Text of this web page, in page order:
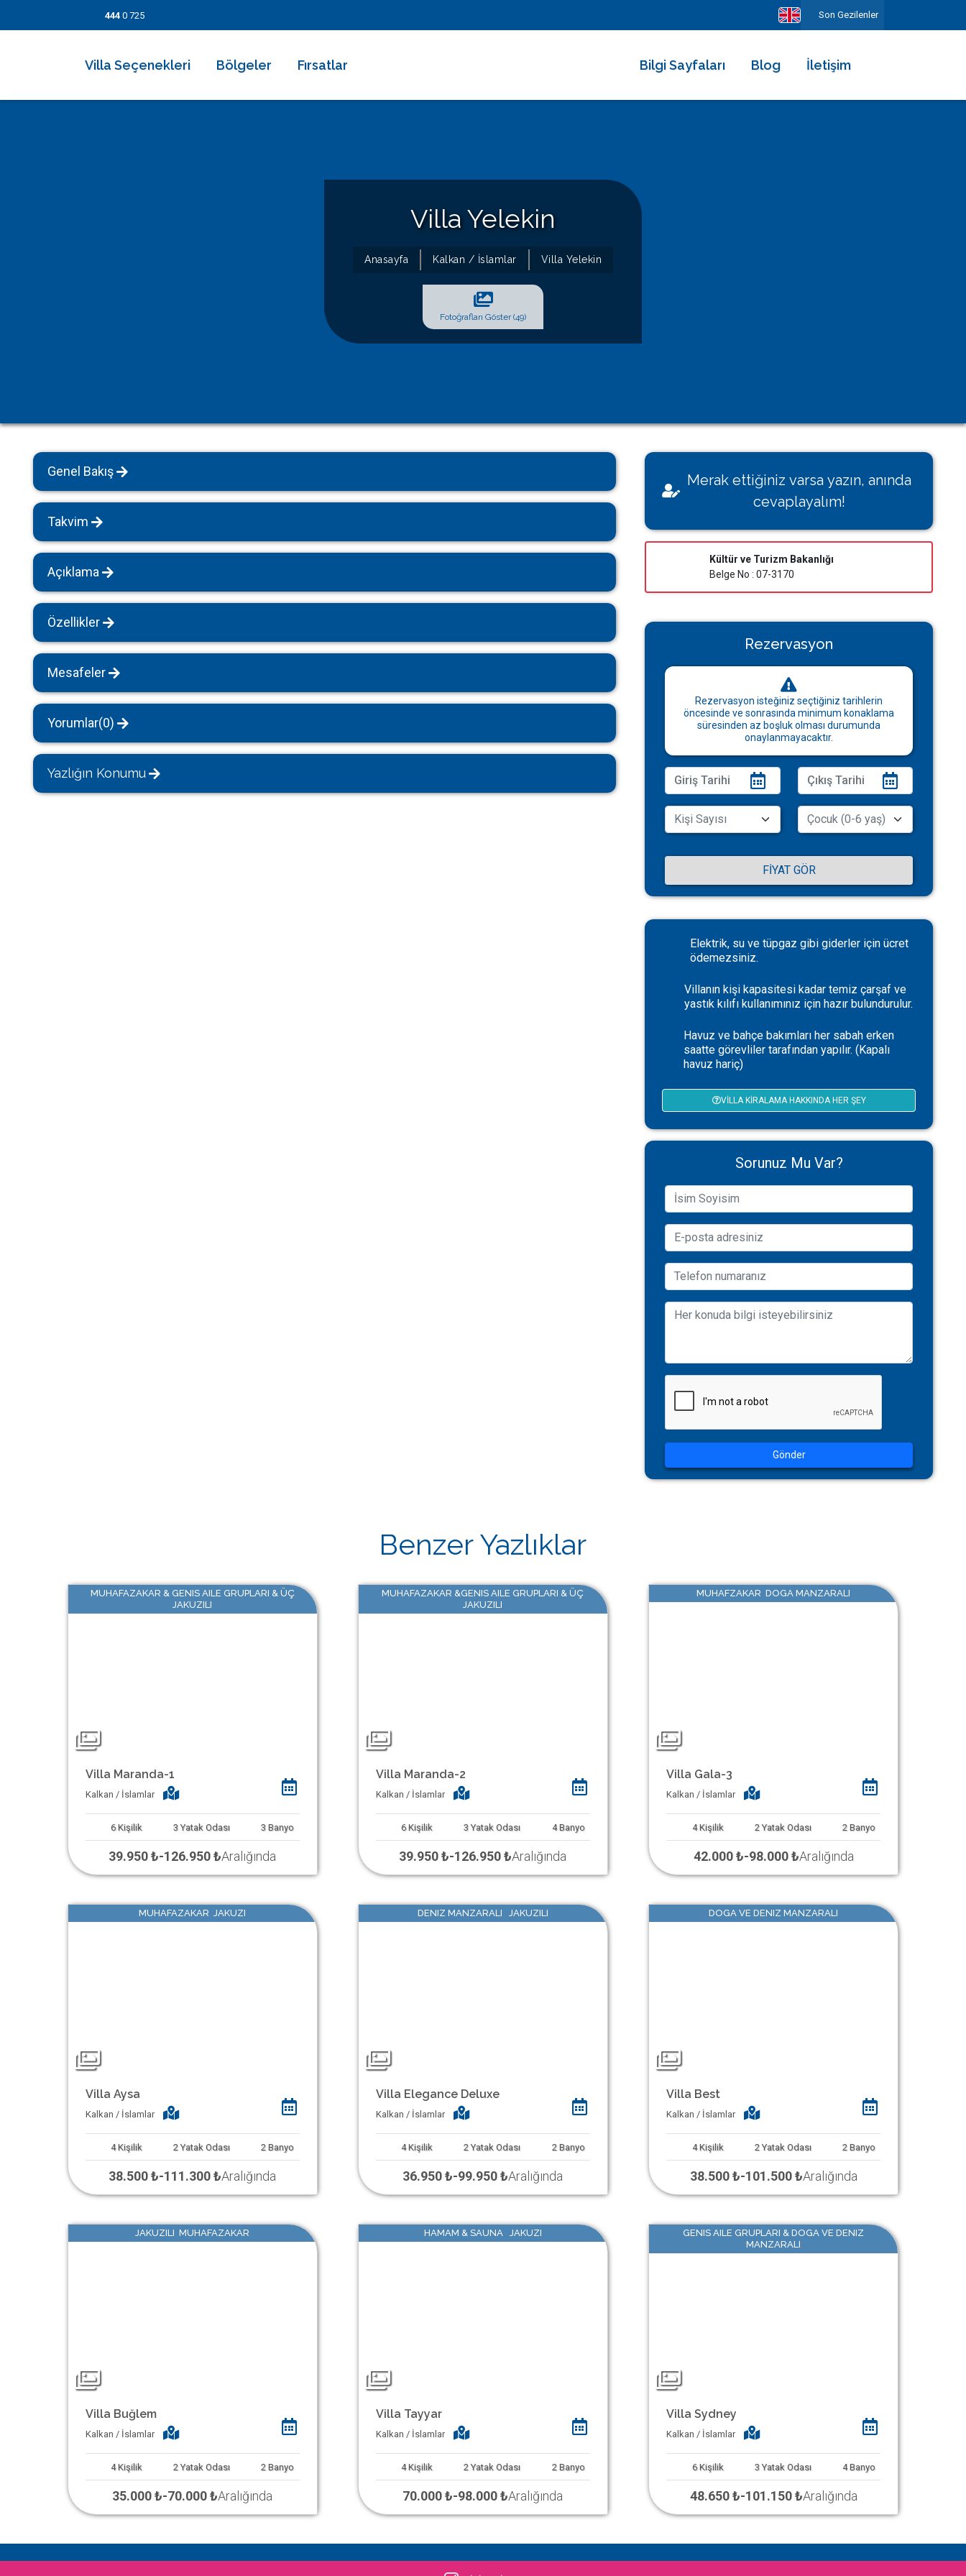
444 0 725 Son Gezilenler
Villa Seçenekleri
Kiralık Apartlar
Bungalov Evler
Kahvaltı Dahil Villalar
Tüm Villalar
Bölgeler Fırsatlar Bilgi Sayfaları
Villamı Kiraya Vermek İstiyorum
Sağlığınız Bizim İçin Değerli
Konut İzin Belge Başvurusu
Bakanlık Belgeli Konutlar
Blog İletişim
Villa Yelekin
Anasayfa Kalkan / İslamlar Villa Yelekin
Fotoğrafları Göster (49)
Genel Bakış
Takvim
Açıklama
Özellikler
Mesafeler
Yorumlar(0)
Yazlığın Konumu
Merak ettiğiniz varsa yazın, anında
cevaplayalım!
Kültür ve Turizm Bakanlığı
Belge No : 07-3170
Rezervasyon
Rezervasyon isteğiniz seçtiğiniz tarihlerin
öncesinde ve sonrasında minimum konaklama
süresinden az boşluk olması durumunda
onaylanmayacaktır.
FIYAT GÖR
Elektrik, su ve tüpgaz gibi giderler için ücret
ödemezsiniz.
Villanın kişi kapasitesi kadar temiz çarşaf ve
yastık kılıfı kullanımınız için hazır bulundurulur.
Havuz ve bahçe bakımları her sabah erken
saatte görevliler tarafından yapılır. (Kapalı
havuz hariç)
VILLA KIRALAMA HAKKINDA HER ŞEY
Sorunuz Mu Var?
Gönder
Benzer Yazlıklar
MUHAFAZAKAR & GENIS AILE GRUPLARI & ÜÇ
JAKUZILI
Villa Maranda-1
Kalkan / İslamlar
6 Kişilik 3 Yatak Odası 3 Banyo
39.950 ₺-126.950 ₺Aralığında
MUHAFAZAKAR &GENIS AILE GRUPLARI & ÜÇ
JAKUZILI
Villa Maranda-2
Kalkan / İslamlar
6 Kişilik 3 Yatak Odası 4 Banyo
39.950 ₺-126.950 ₺Aralığında
MUHAFZAKAR DOGA MANZARALI
Villa Gala-3
Kalkan / İslamlar
4 Kişilik 2 Yatak Odası 2 Banyo
42.000 ₺-98.000 ₺Aralığında
MUHAFAZAKAR JAKUZI
Villa Aysa
Kalkan / İslamlar
4 Kişilik 2 Yatak Odası 2 Banyo
38.500 ₺-111.300 ₺Aralığında
DENIZ MANZARALI JAKUZILI
Villa Elegance Deluxe
Kalkan / İslamlar
4 Kişilik 2 Yatak Odası 2 Banyo
36.950 ₺-99.950 ₺Aralığında
DOGA VE DENIZ MANZARALI
Villa Best
Kalkan / İslamlar
4 Kişilik 2 Yatak Odası 2 Banyo
38.500 ₺-101.500 ₺Aralığında
JAKUZILI MUHAFAZAKAR
Villa Buğlem
Kalkan / İslamlar
4 Kişilik 2 Yatak Odası 2 Banyo
35.000 ₺-70.000 ₺Aralığında
HAMAM & SAUNA JAKUZI
Villa Tayyar
Kalkan / İslamlar
4 Kişilik 2 Yatak Odası 2 Banyo
70.000 ₺-98.000 ₺Aralığında
GENIS AILE GRUPLARI & DOGA VE DENIZ
MANZARALI
Villa Sydney
Kalkan / İslamlar
6 Kişilik 3 Yatak Odası 4 Banyo
48.650 ₺-101.150 ₺Aralığında